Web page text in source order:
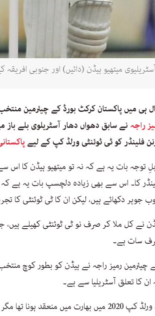
میتھیو ہیڈن (دائیں) اور جنوبی
ہی میں پاکستان کرکٹ بورڈ کے چیئرمین منتخب
راجہ نے سابق دھواں دھار آسٹریلوی بلے باز
فلینڈر کو ٹی ٹوئنٹی ورلڈ کپ کے لیے
توجہ بات یہ ہے کہ نہ تو میتھیو ہیڈن کا
کا۔ اس سے بھی زیادہ دلچسپ بات یہ ہے
جوہر دکھائے ہیں، لیکن ان کا ٹی ٹوئنٹی کا
نے کل ملا کر صرف نو ٹی ٹوئنٹی کھیلے
سات ہے۔
چیئرمین رمیز راجہ نے ہیڈن کو بطور کوچ
ان کا تعلق آسٹریلیا سے ہے۔
میں بھارت میں منعقد ہونا تھا مگر